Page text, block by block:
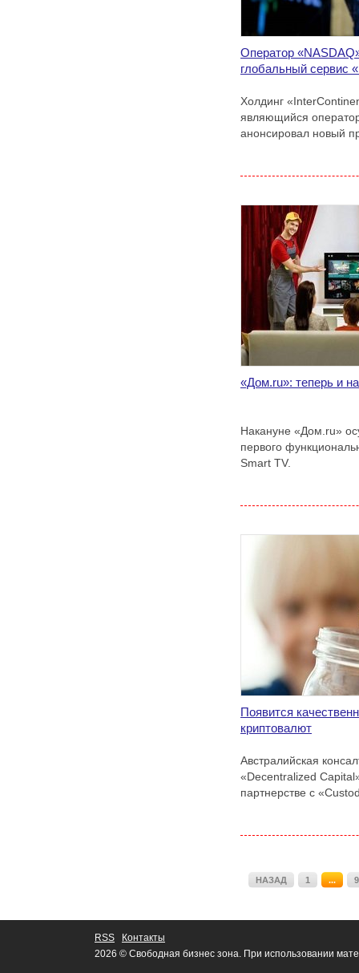
Оператор
глобальный сервис
Холдинг
являющийся
анонсировал новый
«Дом.ru»: теперь и
Накануне «Дом.ru»
первого
Smart TV.
Появится
криптовалют
Австралийская
«Decentralized
партнерстве с
НАЗАД 1 ... 9
RSS
Контакты
2026 © Свободная бизнес зона. При использовании